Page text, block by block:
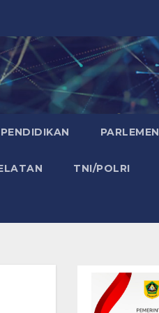
PENDIDIKAN PARLEMEN
TNI/POLRI